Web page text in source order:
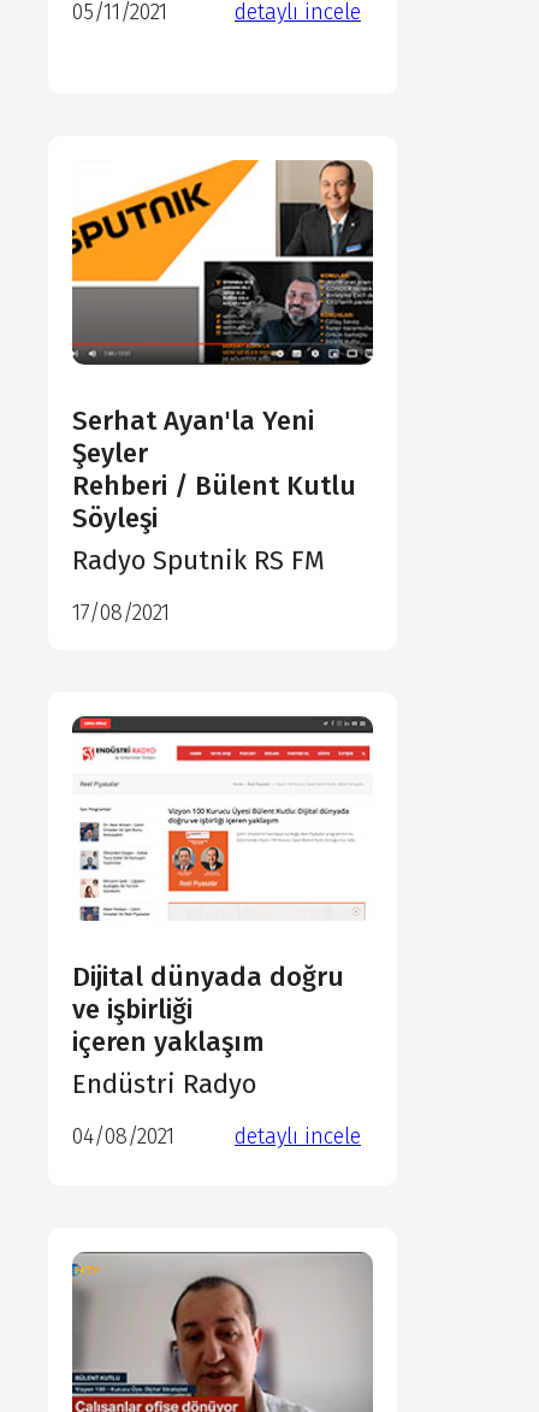
05/11/2021 detaylı incele
Serhat Ayan'la Yeni
Şeyler
Rehberi / Bülent Kutlu
Söyleşi
Radyo Sputnik RS FM
17/08/2021
Dijital dünyada doğru
ve işbirliği
içeren yaklaşım
Endüstri Radyo
04/08/2021 detaylı incele
detaylı incele
detaylı incele